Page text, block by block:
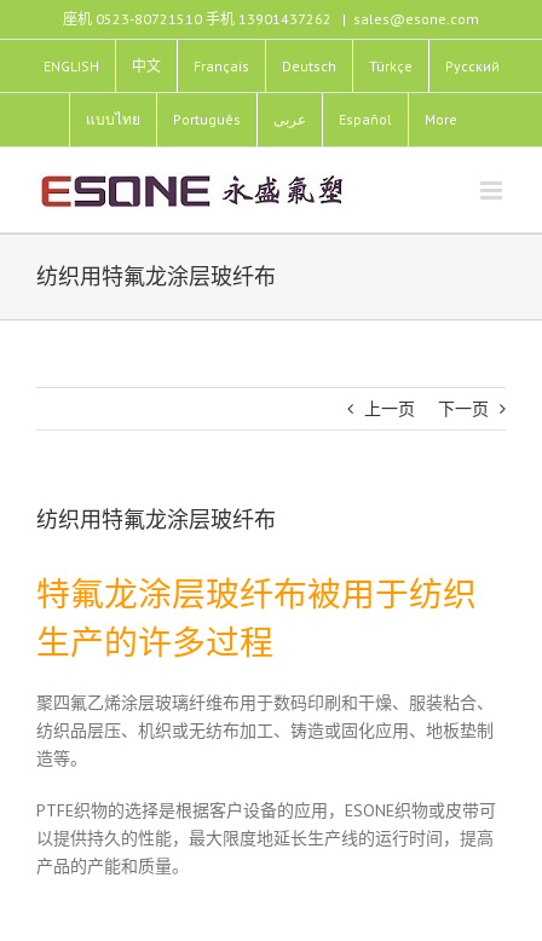
过
容
座机 0523-80721510 手机 13901437262 | sales@esone.com
ENGLISH 中文 Français Deutsch Türkçe Pусский
แบบไทย Português عربى Español More
纺织用特氟龙涂层玻纤布
上一页 下一页
纺织用特氟龙涂层玻纤布
特氟龙涂层玻纤布被用于纺织
生产的许多过程
聚四氟乙烯涂层玻璃纤维布用于数码印刷和干燥、服装粘合、
纺织品层压、机织或无纺布加工、铸造或固化应用、地板垫制
造等。
PTFE织物的选择是根据客户设备的应用，ESONE织物或皮带可
以提供持久的性能，最大限度地延长生产线的运行时间，提高
产品的产能和质量。